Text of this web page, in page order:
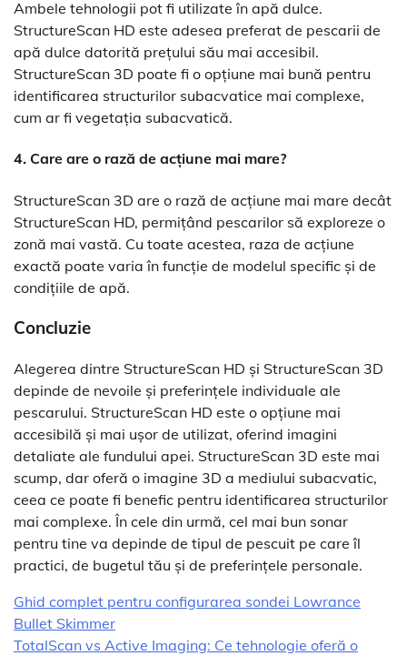
Ambele tehnologii pot fi utilizate în apă dulce.
StructureScan HD este adesea preferat de pescarii de
apă dulce datorită prețului său mai accesibil.
StructureScan 3D poate fi o opțiune mai bună pentru
identificarea structurilor subacvatice mai complexe,
cum ar fi vegetația subacvatică.
4. Care are o rază de acțiune mai mare?
StructureScan 3D are o rază de acțiune mai mare decât
StructureScan HD, permițând pescarilor să exploreze o
zonă mai vastă. Cu toate acestea, raza de acțiune
exactă poate varia în funcție de modelul specific și de
condițiile de apă.
Concluzie
Alegerea dintre StructureScan HD și StructureScan 3D
depinde de nevoile și preferințele individuale ale
pescarului. StructureScan HD este o opțiune mai
accesibilă și mai ușor de utilizat, oferind imagini
detaliate ale fundului apei. StructureScan 3D este mai
scump, dar oferă o imagine 3D a mediului subacvatic,
ceea ce poate fi benefic pentru identificarea structurilor
mai complexe. În cele din urmă, cel mai bun sonar
pentru tine va depinde de tipul de pescuit pe care îl
practici, de bugetul tău și de preferințele personale.
Ghid complet pentru configurarea sondei Lowrance
Bullet Skimmer
TotalScan vs Active Imaging: Ce tehnologie oferă o